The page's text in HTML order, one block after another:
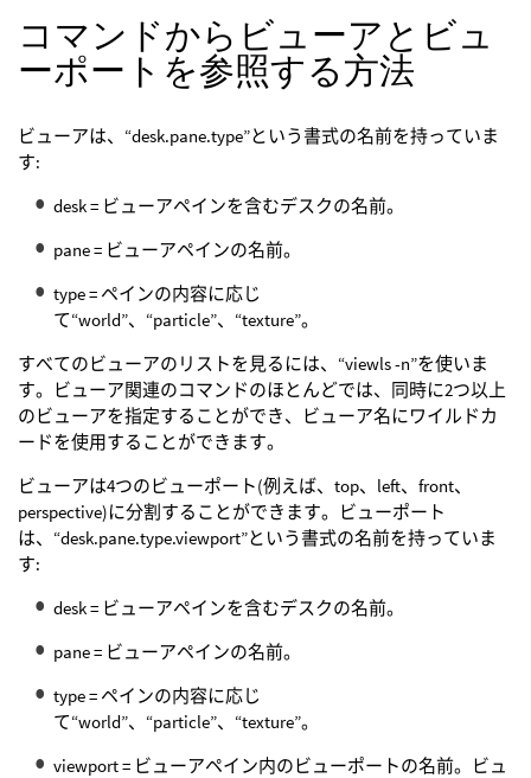
コマンドからビューアとビュ
ーポートを参照する方法
ビューアは、“desk.pane.type”という書式の名前を持っていま
す:
desk = ビューアペインを含むデスクの名前。
pane = ビューアペインの名前。
type = ペインの内容に応じ
て“world”、“particle”、“texture”。
すべてのビューアのリストを見るには、“viewls -n”を使いま
す。ビューア関連のコマンドのほとんどでは、同時に2つ以上
のビューアを指定することができ、ビューア名にワイルドカ
ードを使用することができます。
ビューアは4つのビューポート(例えば、top、left、front、
perspective)に分割することができます。ビューポート
は、“desk.pane.type.viewport”という書式の名前を持っていま
す:
desk = ビューアペインを含むデスクの名前。
pane = ビューアペインの名前。
type = ペインの内容に応じ
て“world”、“particle”、“texture”。
viewport = ビューアペイン内のビューポートの名前。ビュ